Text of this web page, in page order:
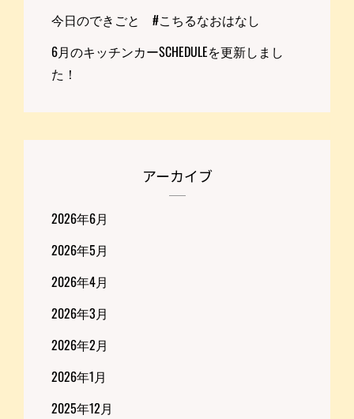
今日のできごと #こちるなおはなし
6月のキッチンカーSCHEDULEを更新しまし
た！
アーカイブ
2026年6月
2026年5月
2026年4月
2026年3月
2026年2月
2026年1月
2025年12月